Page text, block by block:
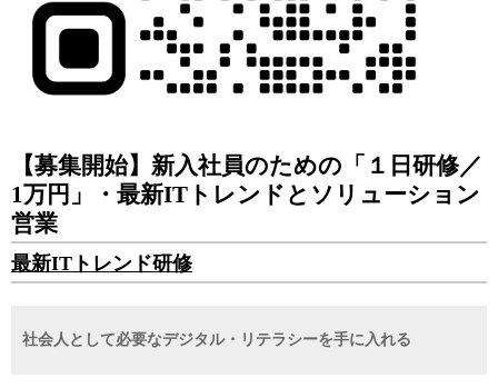
【募集開始】新入社員のための「１日研修／
1万円」・最新ITトレンドとソリューション
営業
最新ITトレンド研修
社会人として必要なデジタル・リテラシーを手に入れる